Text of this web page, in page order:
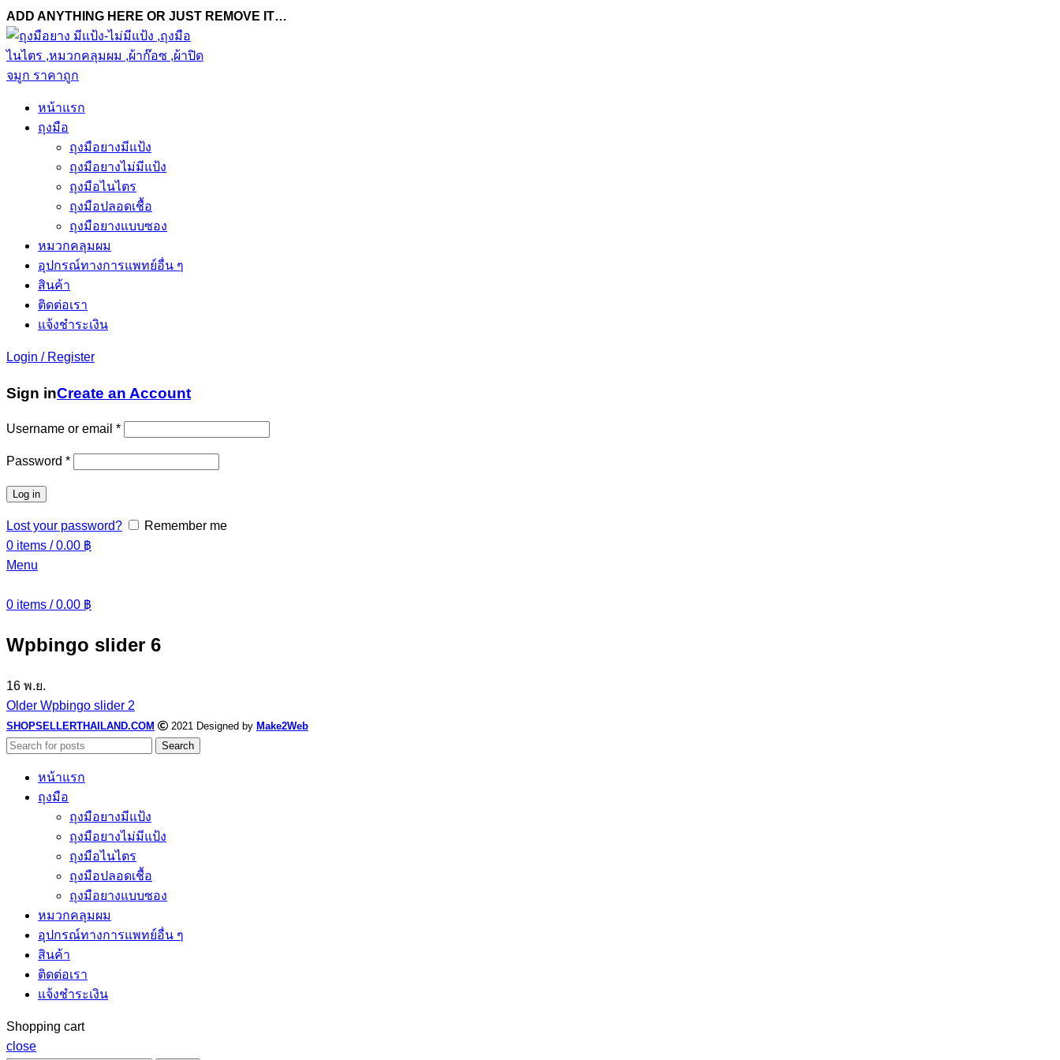
ADD ANYTHING HERE OR JUST REMOVE IT…
หน้าแรก
ถุงมือ
ถุงมือยางมีแป้ง
ถุงมือยางไม่มีแป้ง
ถุงมือไนไตร
ถุงมือปลอดเชื้อ
ถุงมือยางแบบซอง
หมวกคลุมผม
อุปกรณ์ทางการแพทย์อื่น ๆ
สินค้า
ติดต่อเรา
แจ้งชำระเงิน
Login / Register
Sign inCreate an Account
Username or email *
Password *
Log in
Lost your password?
Remember me
0 items / 0.00 ฿
Menu
0 items / 0.00 ฿
Wpbingo slider 6
16 พ.ย.
Older Wpbingo slider 2
SHOPSELLERTHAILAND.COM 2021 Designed by Make2Web
Search
หน้าแรก
ถุงมือ
ถุงมือยางมีแป้ง
ถุงมือยางไม่มีแป้ง
ถุงมือไนไตร
ถุงมือปลอดเชื้อ
ถุงมือยางแบบซอง
หมวกคลุมผม
อุปกรณ์ทางการแพทย์อื่น ๆ
สินค้า
ติดต่อเรา
แจ้งชำระเงิน
Shopping cart
close